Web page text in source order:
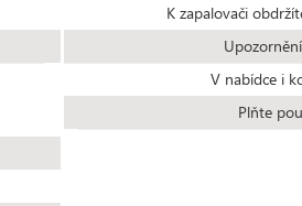
K zapalovači
V nabídce i
Plňte